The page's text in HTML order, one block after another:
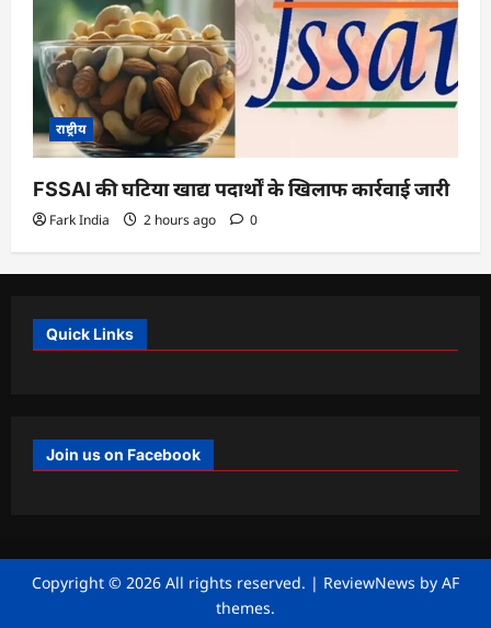
राष्ट्रीय
FSSAI की घटिया खाद्य पदार्थों के खिलाफ कार्रवाई जारी
Fark India 2 hours ago 0
Quick Links
Join us on Facebook
Copyright © 2026 All rights reserved. | ReviewNews by AF
themes.